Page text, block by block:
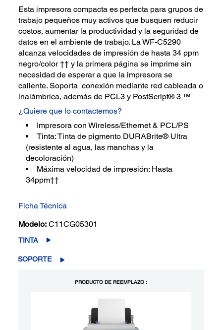
Esta impresora compacta es perfecta para grupos de
trabajo pequeños muy activos que busquen reducir
costos, aumentar la productividad y la seguridad de
datos en el ambiente de trabajo. La WF-C5290
alcanza velocidades de impresión de hasta 34 ppm
negro/color †† y la primera página se imprime sin
necesidad de esperar a que la impresora se
caliente. Soporta conexión mediante red cableada o
inalámbrica, además de PCL3 y PostScript® 3 ™
¿Quiere que lo contactemos?
Impresora con Wireless/Ethernet & PCL/PS
Tinta: Tinta de pigmento DURABrite® Ultra
(resistente al agua, las manchas y la
decoloración)
Máxima velocidad de impresión: Hasta
34ppm††
Ficha Técnica
Modelo: C11CG05301
TINTA
SOPORTE
PRODUCTO DE REEMPLAZO :